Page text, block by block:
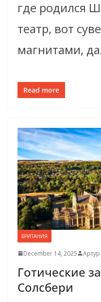
где родился
театр, вот
магнитами,
Read more
БРИТАНИЯ
December 14, 2025
Готические
Солсбери